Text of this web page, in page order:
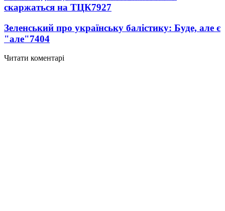
скаржаться на ТЦК7927
Зеленський про українську балістику: Буде, але є
"але"7404
Читати коментарі